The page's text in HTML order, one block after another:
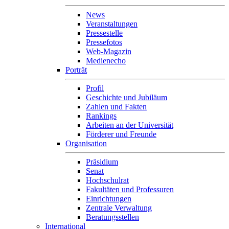
News
Veranstaltungen
Pressestelle
Pressefotos
Web-Magazin
Medienecho
Porträt
Profil
Geschichte und Jubiläum
Zahlen und Fakten
Rankings
Arbeiten an der Universität
Förderer und Freunde
Organisation
Präsidium
Senat
Hochschulrat
Fakultäten und Professuren
Einrichtungen
Zentrale Verwaltung
Beratungsstellen
International